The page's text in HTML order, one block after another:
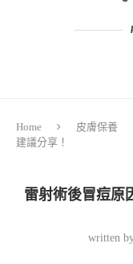
Home 皮膚保養
建議分享！
雷射術後冒痘原
written